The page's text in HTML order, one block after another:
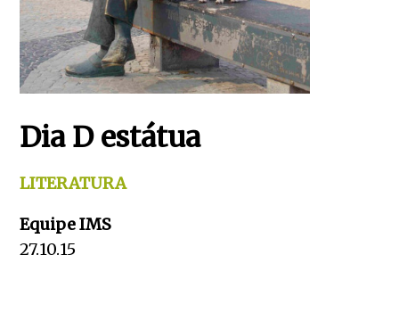
Dia D estátua
LITERATURA
Equipe IMS
27.10.15